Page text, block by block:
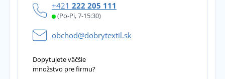
+421 222 205 111
(Po-Pi, 7-15:30)
obchod@dobrytextil.sk
Dopytujete väčšie
množstvo pre firmu?